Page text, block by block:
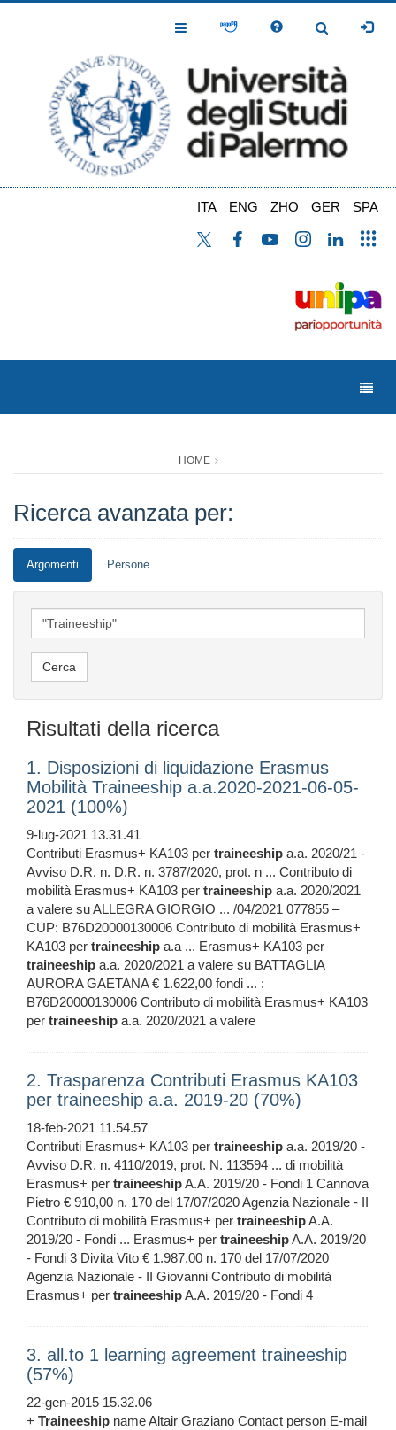
Toggle
Toggle
ITA ENG ZHO GER SPA
HOME
Ricerca avanzata per:
Argomenti Persone
Risultati della ricerca
1. Disposizioni di liquidazione Erasmus
Mobilità Traineeship a.a.2020-2021-06-05-
2021 (100%)
9-lug-2021 13.31.41
Contributi Erasmus+ KA103 per traineeship a.a. 2020/21 -
Avviso D.R. n. D.R. n. 3787/2020, prot. n ... Contributo di
mobilità Erasmus+ KA103 per traineeship a.a. 2020/2021
a valere su ALLEGRA GIORGIO ... /04/2021 077855 –
CUP: B76D20000130006 Contributo di mobilità Erasmus+
KA103 per traineeship a.a ... Erasmus+ KA103 per
traineeship a.a. 2020/2021 a valere su BATTAGLIA
AURORA GAETANA € 1.622,00 fondi ... :
B76D20000130006 Contributo di mobilità Erasmus+ KA103
per traineeship a.a. 2020/2021 a valere
2. Trasparenza Contributi Erasmus KA103
per traineeship a.a. 2019-20 (70%)
18-feb-2021 11.54.57
Contributi Erasmus+ KA103 per traineeship a.a. 2019/20 -
Avviso D.R. n. 4110/2019, prot. N. 113594 ... di mobilità
Erasmus+ per traineeshipA.A. 2019/20 - Fondi 1 Cannova
Pietro € 910,00 n. 170 del 17/07/2020 Agenzia Nazionale - II
Contributo di mobilità Erasmus+ per traineeshipA.A.
2019/20 - Fondi ... Erasmus+ per traineeshipA.A. 2019/20
- Fondi 3 Divita Vito € 1.987,00 n. 170 del 17/07/2020
Agenzia Nazionale - II Giovanni Contributo di mobilità
Erasmus+ per traineeshipA.A. 2019/20 - Fondi 4
3. all.to 1 learning agreement traineeship
(57%)
22-gen-2015 15.32.06
+ Traineeship name Altair Graziano Contact person E-mail